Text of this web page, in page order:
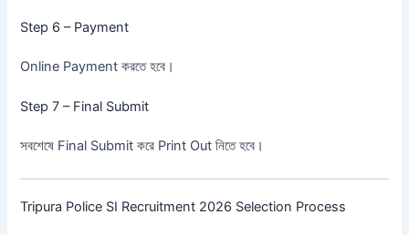
Step 6 – Payment
Online Payment করতে হবে।
Step 7 – Final Submit
সবশেষে Final Submit করে Print Out নিতে হবে।
Tripura Police SI Recruitment 2026 Selection Process